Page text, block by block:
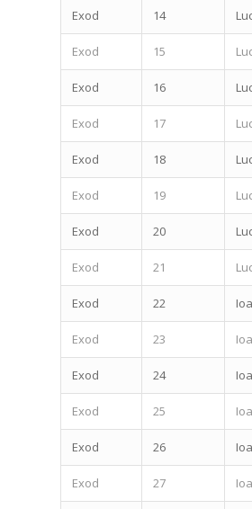
Exod 14
Exod 15
Exod 16
Exod 17
Exod 18
Exod 19
Exod 20
Exod 21
Exod 22
Exod 23
Exod 24
Exod 25
Exod 26
Exod 27